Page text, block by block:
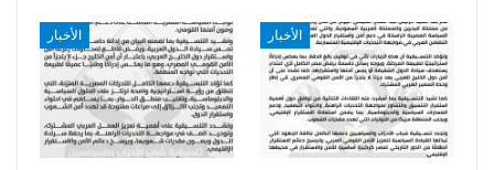
الأخبار الأخبار